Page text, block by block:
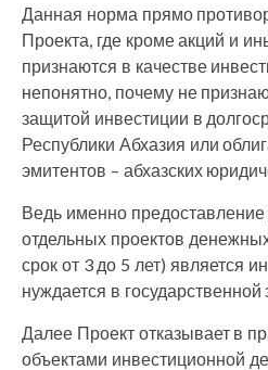
Данная норма прямо
Проекта, где кроме акций и
признаются в качестве
непонятно, почему не
защитой инвестиции в
Республики Абхазия или
эмитентов – абхазских
Ведь именно
отдельных проектов
срок от 3 до 5 лет) является
нуждается в
Далее Проект отказывает в
объектами инвестиционной